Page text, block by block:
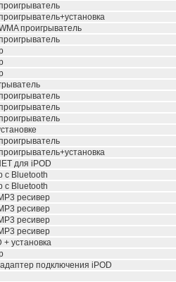
проигрыватель
для iPOD
с Bluetooth
с Bluetooth
ресивер
ресивер
ресивер
ресивер
+ установка
подключения iPOD